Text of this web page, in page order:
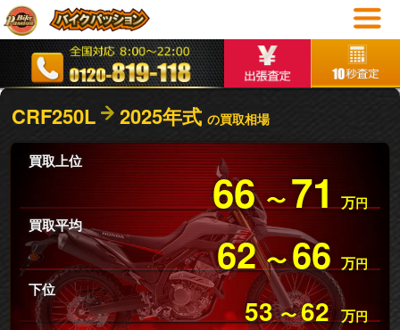
CRF250L 2025年式の買取相場
買取上位
66 〜71 万円
買取平均
62 〜66 万円
下位
53 〜62 万円